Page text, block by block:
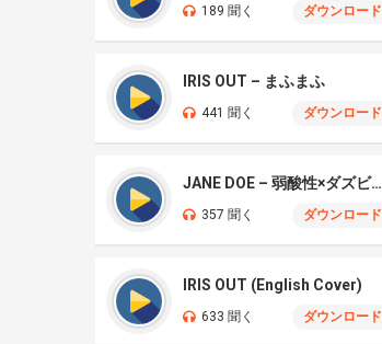
189 聞く ダウンロード
IRIS OUT – まふまふ
441 聞く ダウンロード
JANE DOE – 弱酸性×ダズビー COVER
357 聞く ダウンロード
IRIS OUT (English Cover)
633 聞く ダウンロード